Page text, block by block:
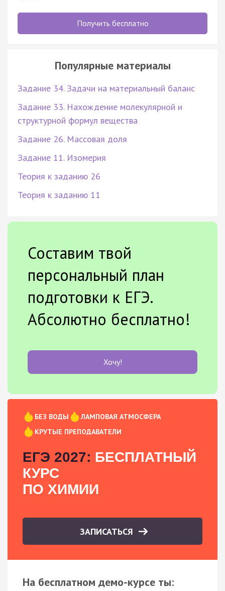
Получить бесплатно
Популярные материалы
Задание 34. Задачи на материальный баланс
Задание 33. Нахождение молекулярной и
структурной формул вещества
Задание 26. Массовая доля
Задание 11. Изомерия
Теория к заданию 26
Теория к заданию 11
Составим твой
персональный план
подготовки к ЕГЭ.
Абсолютно бесплатно!
Хочу!
БЕЗ ВОДЫ
ЛАМПОВАЯ АТМОСФЕРА
КРУТЫЕ ПРЕПОДАВАТЕЛИ
ЕГЭ 2027: БЕСПЛАТНЫЙ
КУРС
ПО ХИМИИ
ЗАПИСАТЬСЯ
На бесплатном демо-курсе ты: